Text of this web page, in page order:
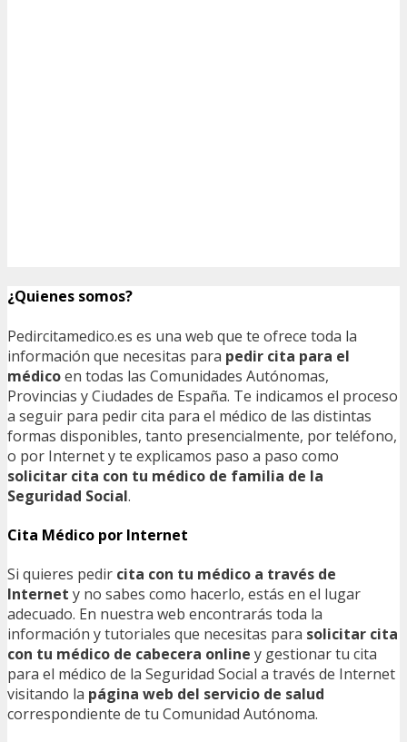
¿Quienes somos?
Pedircitamedico.es es una web que te ofrece toda la
información que necesitas para pedir cita para el
médicoen todas las Comunidades Autónomas,
Provincias y Ciudades de España. Te indicamos el proceso
a seguir para pedir cita para el médico de las distintas
formas disponibles, tanto presencialmente, por teléfono,
o por Internet y te explicamos paso a paso como
solicitar cita con tu médico de familia de la
Seguridad Social.
Cita Médico por Internet
Si quieres pedir cita con tu médico a través de
Internet y no sabes como hacerlo, estás en el lugar
adecuado. En nuestra web encontrarás toda la
información y tutoriales que necesitas para solicitar cita
con tu médico de cabecera online y gestionar tu cita
para el médico de la Seguridad Social a través de Internet
visitando la página web del servicio de salud
correspondiente de tu Comunidad Autónoma.